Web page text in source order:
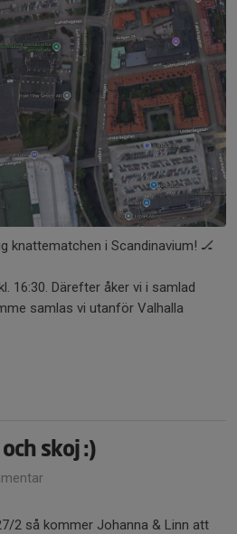
knattematchen i Scandinavium! 🏒
16:30. Därefter åker vi i samlad
samlas vi utanför Valhalla
skoj :)
2 så kommer Johanna & Linn att